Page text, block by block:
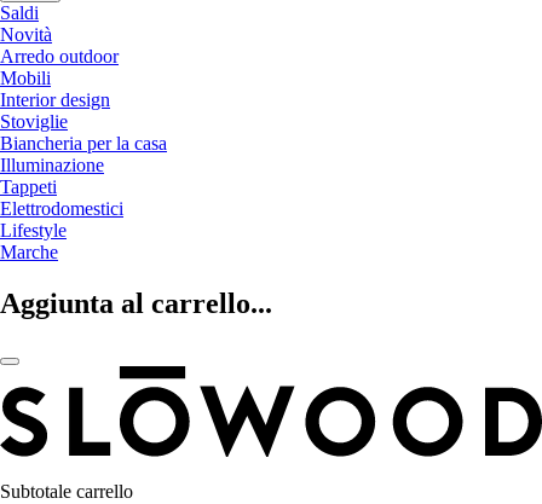
Saldi
Novità
Arredo outdoor
Mobili
Interior design
Stoviglie
Biancheria per la casa
Illuminazione
Tappeti
Elettrodomestici
Lifestyle
Marche
Aggiunta al carrello...
Subtotale carrello